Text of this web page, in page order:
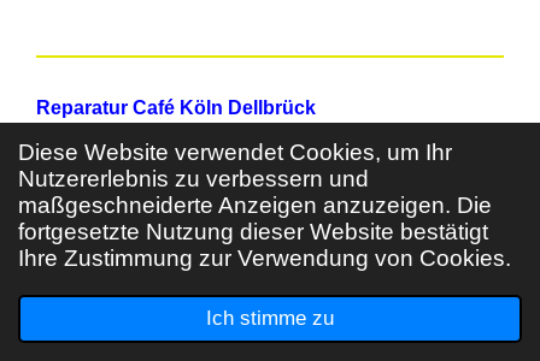
Diese Website verwendet Cookies, um Ihr
Nutzererlebnis zu verbessern und
maßgeschneiderte Anzeigen anzuzeigen. Die
fortgesetzte Nutzung dieser Website bestätigt
Ihre Zustimmung zur Verwendung von Cookies.
Ich stimme zu
Reparatur Café Köln Dellbrück
c/o Bürgertreff 1006 e. V.
Bergisch Gladbacher Str. 1006
51069 Köln - Dellbrück
Webador